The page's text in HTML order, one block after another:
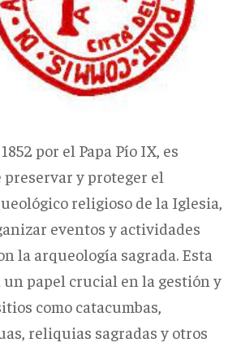
por el Papa Pío IX, es
preservar y proteger el
religioso de la Iglesia,
eventos y actividades
la arqueología sagrada. Esta
papel crucial en la gestión y
como catacumbas,
reliquias sagradas y otros